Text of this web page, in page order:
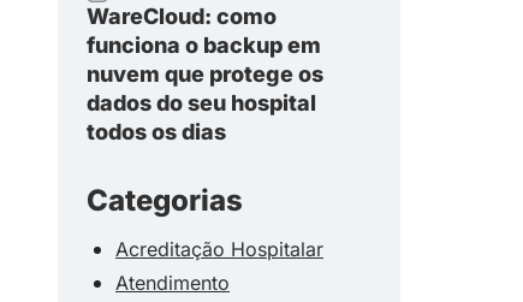
WareCloud: como
funciona o backup em
nuvem que protege os
dados do seu hospital
todos os dias
Categorias
Acreditação Hospitalar
Atendimento